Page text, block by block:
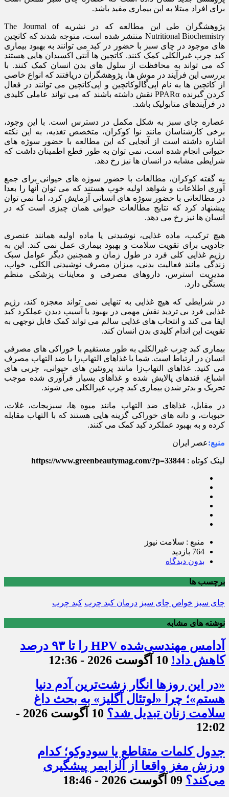
برای افراد مبتلا به این بیماری مفید باشد.
پژوهشگران طی این مطالعه که در نشریه The Journal of
Nutritional Biochemistry منتشر شده است، متوجه شدند که کاتچین
های موجود در چای سبز با حضور در کبد می توانند به بهبود بیماری
کبد چرب غیرالکلی کمک کنند. کاتچین ها آنتی اکسیدان هایی هستند
که می تواند به محافظت از سلول های بدن انسان کمک کنند. با
بررسی این فرآیند در موش ها، پژوهشگران دریافتند که انواع خاصی
از کاتچین ها به نام اپی‌گالوکاتچین و اپی‌کاتچین می توانند در فعال
کردن گیرنده PPARα نقش داشته باشند که می تواند عاملی کلیدی
در فرآیندهای متابولیک باشد.
عصاره چای سبز به شکل مکمل در دسترس است. با این وجود،
برخی کارشناسان مانند نوا کوکران، متخصص تغذیه، به این نکته
اشاره داشته است از آنجایی که این مطالعه با حضور سوژه های
حیوانی انجام شده است، نمی توان به طور قطع اطمینان داشت که
شرایطی مشابه در انسان ها نیز رخ دهد.
به گفته کوکران، مطالعات با حضور سوژه های حیوانی برای جمع
آوری اطلاعات و شواهد اولیه خوب هستند که می توان آنها را بعدا
در مطالعاتی با حضور سوژه های انسانی آزمایش کرد، اما نمی توان
پیشنهاد کرد که نتایج مطالعات حیوانی همان چیزی است که در
انسان ها نیز رخ می دهد.
هیچ ترکیب، ماده غذایی، نوشیدنی یا ماده اولیه همانند عنصری
جادویی برای تقویت سلامت و بهبود بیماری عمل نمی کند. این به
رژیم غذایی کلی فرد در طول زمان و همچنین دیگر عوامل سبک
زندگی مانند فعالیت بدنی، میزان مصرف نوشیدنی الکلی، خواب،
مدیریت استرس، داروهای مصرفی و معاینات پزشکی منظم
بستگی دارد.
در شرایطی که هیچ غذایی به تنهایی نمی تواند معجزه کند، رژیم
غذایی فرد بی تردید نقش مهمی در بهبود یا آسیب دیدن عملکرد کبد
ایفا می کند و انتخاب های غذایی سالم می تواند کمک قابل توجهی به
تقویت این اندام کلیدی بدن انسان کند.
بیماری کبد چرب غیرالکلی به طور مستقیم با خوراکی های مصرفی
انسان در ارتباط است. شما یا غذاهای التهاب‌زا یا ضد التهاب مصرف
می کنید. غذاهای التهاب‌زا مانند پروتئین های حیوانی، چربی های
اشباع، قندهای پالایش شده و غذاهای بسیار فرآوری شده موجب
تحریک و بدتر شدن بیماری کبد چرب غیرالکلی می شوند.
در مقابل، غذاهای ضد التهاب مانند میوه ها، سبزیجات، غلات،
حبوبات، و دانه های خوراکی گزینه هایی هستند که با التهاب مقابله
کرده و به بهبود عملکرد کبد کمک می کنند.
منبع:عصر ایران
لینک کوتاه : https://www.greenbeautymag.com/?p=33844
منبع : سلامت نیوز
764 بازدید
بدون دیدگاه
برچسب ها
چای سبز خواص چای سبز درمان کبد چرب کبد چرب
نوشته های مشابه
آدامس مهندسی‌شده‌ HPV را تا ۹۳ درصد
کاهش داد! 10 آگوست 2026 - 12:36
«در این روزها انگار زشت‌ترین آدم دنیا
هستم»؛ چرا «لوتئال آگلیز» به بحث‌ داغ
سلامت زنان تبدیل شد؟
10 آگوست 2026 -
12:02
جدول کلمات متقاطع یا سودوکو؛ کدام
ورزش مغز واقعا از آلزایمر پیشگیری
می‌کند؟ 09 آگوست 2026 - 18:46